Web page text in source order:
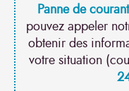
Panne de
pouvez appeler
obtenir des
votre situation